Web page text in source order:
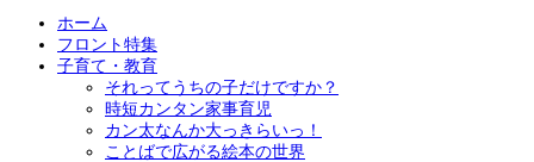
ホーム
フロント特集
子育て・教育
それってうちの子だけですか？
時短カンタン家事育児
カン太なんか大っきらいっ！
ことばで広がる絵本の世界